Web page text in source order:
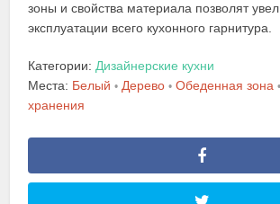
зоны и свойства материала позволят
эксплуатации всего кухонного гарнитура.
Категории:Дизайнерские кухни
Места: Белый • Дерево • Обеденная зона •
хранения